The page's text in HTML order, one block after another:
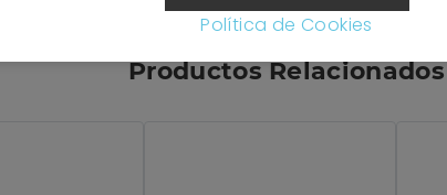
Política de Cookies
Productos Relacionados